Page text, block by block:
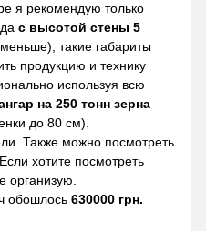
я рекомендую только
с высотой стены 5
такие габариты
продукцию и технику
используя всю
на 250 тонн зерна
до 80 см).
Также можно посмотреть
хотите посмотреть
организую.
обошлось 630000 грн.